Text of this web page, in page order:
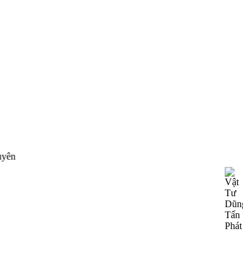
phối thiết bị công nghiệp của nhiều hãng nổi tiếng